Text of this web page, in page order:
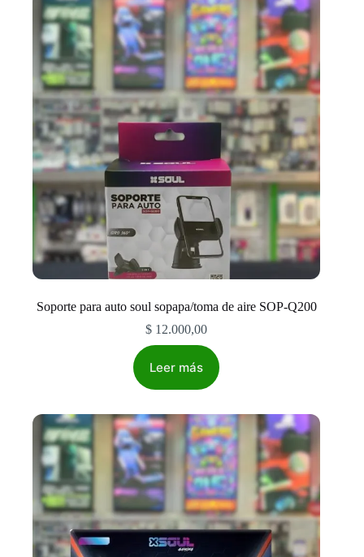
Soporte para auto soul sopapa/toma de aire SOP-Q200
$ 12.000,00
Leer más